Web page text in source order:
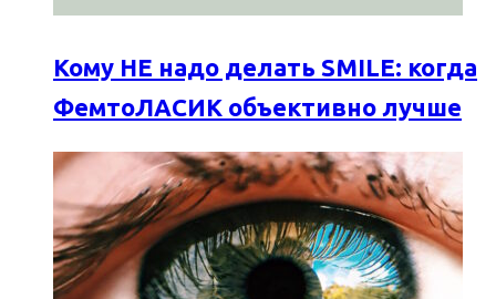
Кому НЕ надо делать SMILE: когда
ФемтоЛАСИК объективно лучше